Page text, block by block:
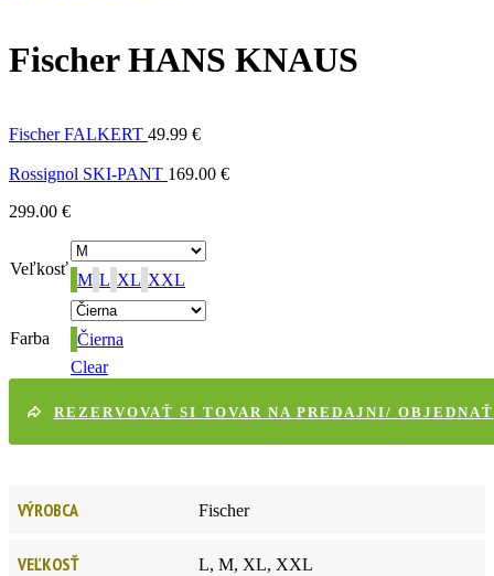
Fischer HANS KNAUS
Fischer FALKERT 49.99 €
Rossignol SKI-PANT 169.00 €
299.00 €
Veľkosť
M L XL XXL
Farba
Čierna
Clear
REZERVOVAŤ SI TOVAR NA PREDAJNI/ OBJEDNAŤ
VÝROBCA Fischer
VEĽKOSŤ L, M, XL, XXL